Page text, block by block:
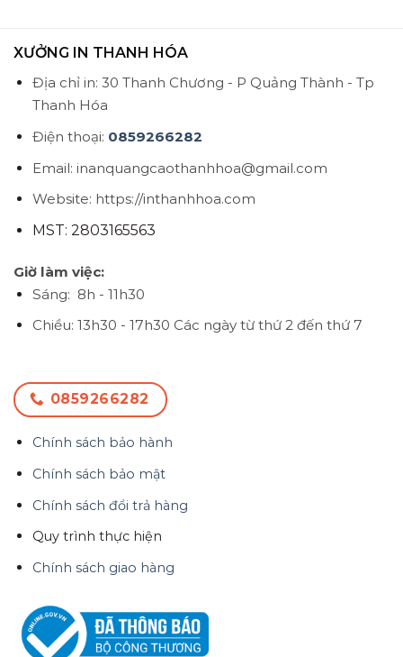
XƯỞNG IN THANH HÓA
Địa chỉ in: 30 Thanh Chương - P Quảng Thành - Tp
Thanh Hóa
Điện thoại: 0859266282
Email: inanquangcaothanhhoa@gmail.com
Website: https://inthanhhoa.com
MST: 2803165563
Giờ làm việc:
Sáng: 8h - 11h30
Chiều: 13h30 - 17h30 Các ngày từ thứ 2 đến thứ 7
0859266282
Chính sách bảo hành
Chính sách bảo mật
Chính sách đổi trả hàng
Quy trình thực hiện
Chính sách giao hàng